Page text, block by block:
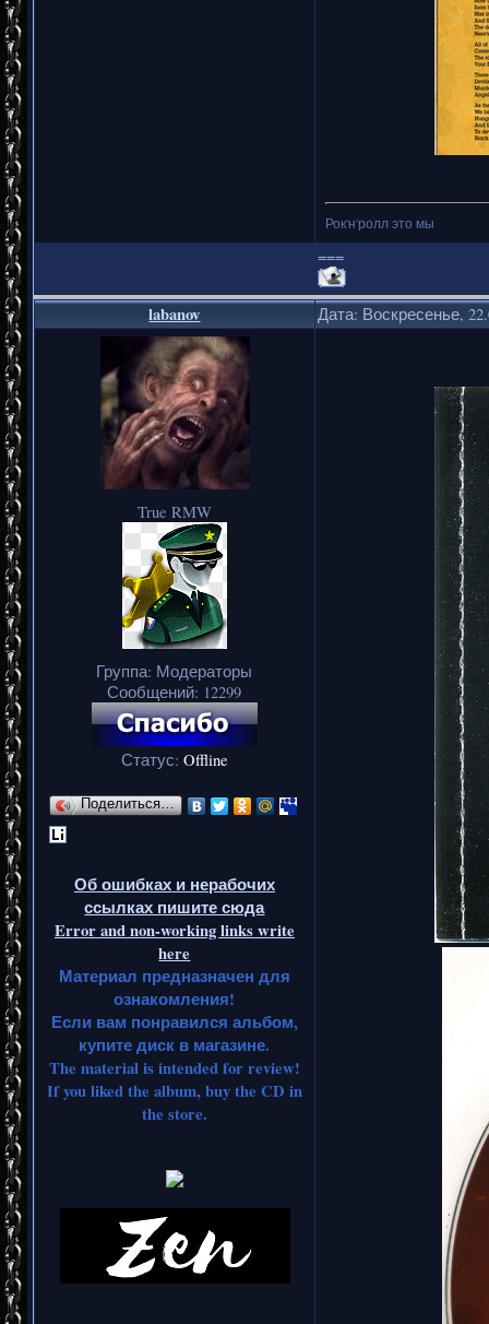
Рок'н'ролл это мы
===
labanov Дата: Воскресенье,
True RMW
Группа: Модераторы
Сообщений: 12299
Статус: Offline
Поделиться…
Об ошибках и нерабочих
ссылках пишите сюда
Error and non-working links write
here
Материал предназначен для
ознакомления!
Если вам понравился альбом,
купите диск в магазине.
The material is intended for review!
If you liked the album, buy the CD in
the store.